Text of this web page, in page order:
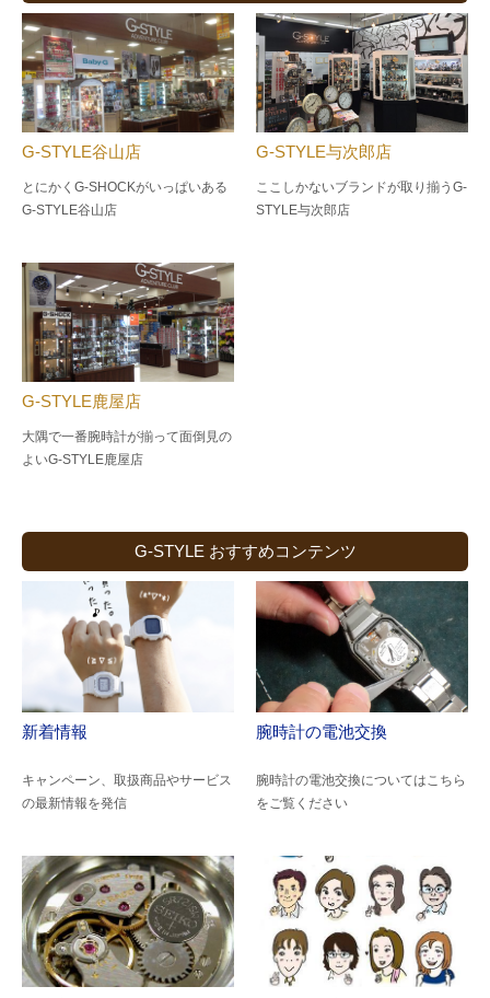
G-STYLE谷山店
とにかくG-SHOCKがいっぱいある
G-STYLE谷山店
G-STYLE与次郎店
ここしかないブランドが取り揃うG-
STYLE与次郎店
G-STYLE鹿屋店
大隅で一番腕時計が揃って面倒見の
よいG-STYLE鹿屋店
G-STYLE おすすめコンテンツ
新着情報
キャンペーン、取扱商品やサービス
の最新情報を発信
腕時計の電池交換
腕時計の電池交換についてはこちら
をご覧ください